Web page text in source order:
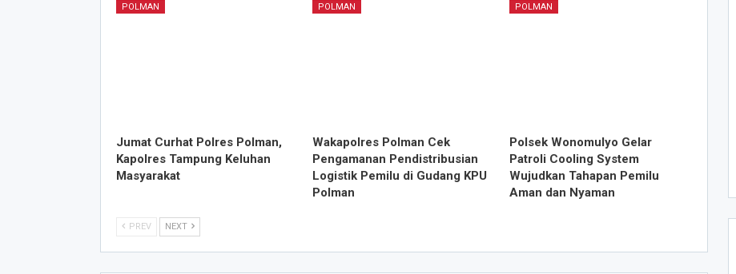
POLMAN
Jumat Curhat Polres Polman,
Kapolres Tampung Keluhan
Masyarakat
POLMAN
Wakapolres Polman Cek
Pengamanan Pendistribusian
Logistik Pemilu di Gudang KPU
Polman
POLMAN
Polsek Wonomulyo Gelar
Patroli Cooling System
Wujudkan Tahapan Pemilu
Aman dan Nyaman
PREV NEXT